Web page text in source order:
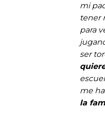
mi
tener
para
ser
me
la